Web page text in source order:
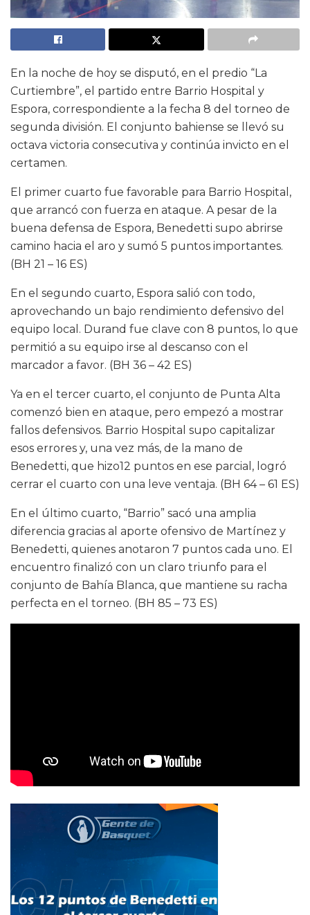
En la noche de hoy se disputó, en el predio “La
Curtiembre”, el partido entre Barrio Hospital y
Espora, correspondiente a la fecha 8 del torneo de
segunda división. El conjunto bahiense se llevó su
octava victoria consecutiva y continúa invicto en el
certamen.
El primer cuarto fue favorable para Barrio Hospital,
que arrancó con fuerza en ataque. A pesar de la
buena defensa de Espora, Benedetti supo abrirse
camino hacia el aro y sumó 5 puntos importantes.
(BH 21 – 16 ES)
En el segundo cuarto, Espora salió con todo,
aprovechando un bajo rendimiento defensivo del
equipo local. Durand fue clave con 8 puntos, lo que
permitió a su equipo irse al descanso con el
marcador a favor. (BH 36 – 42 ES)
Ya en el tercer cuarto, el conjunto de Punta Alta
comenzó bien en ataque, pero empezó a mostrar
fallos defensivos. Barrio Hospital supo capitalizar
esos errores y, una vez más, de la mano de
Benedetti, que hizo12 puntos en ese parcial, logró
cerrar el cuarto con una leve ventaja. (BH 64 – 61 ES)
En el último cuarto, “Barrio” sacó una amplia
diferencia gracias al aporte ofensivo de Martínez y
Benedetti, quienes anotaron 7 puntos cada uno. El
encuentro finalizó con un claro triunfo para el
conjunto de Bahía Blanca, que mantiene su racha
perfecta en el torneo. (BH 85 – 73 ES)